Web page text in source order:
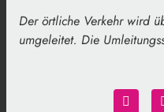
Der örtliche Verkehr wird
umgeleitet. Die